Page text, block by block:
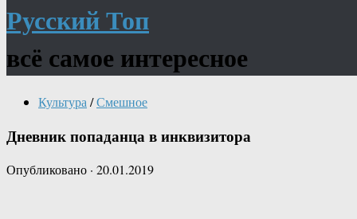
Русский Топ
всё самое интересное
Культура /Смешное
Дневник попаданца в инквизитора
Опубликовано · 20.01.2019